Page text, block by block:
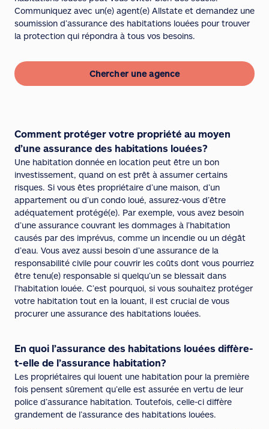
Communiquez avec un(e) agent(e) Allstate et demandez une
soumission d’assurance des habitations louées pour trouver
la protection qui répondra à tous vos besoins.
Chercher une agence
Comment protéger votre propriété au moyen
d’une assurance des habitations louées?
Une habitation donnée en location peut être un bon
investissement, quand on est prêt à assumer certains
risques. Si vous êtes propriétaire d’une maison, d’un
appartement ou d’un condo loué, assurez-vous d’être
adéquatement protégé(e). Par exemple, vous avez besoin
d’une assurance couvrant les dommages à l’habitation
causés par des imprévus, comme un incendie ou un dégât
d’eau. Vous avez aussi besoin d’une assurance de la
responsabilité civile pour couvrir les coûts dont vous pourriez
être tenu(e) responsable si quelqu’un se blessait dans
l’habitation louée. C’est pourquoi, si vous souhaitez protéger
votre habitation tout en la louant, il est crucial de vous
procurer une assurance des habitations louées.
En quoi l’assurance des habitations louées diffère-
t-elle de l’assurance habitation?
Les propriétaires qui louent une habitation pour la première
fois pensent sûrement qu’elle est assurée en vertu de leur
police d’assurance habitation. Toutefois, celle-ci diffère
grandement de l’assurance des habitations louées.